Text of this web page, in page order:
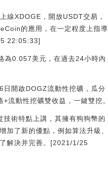
XDOGE，開放USDT交易，
的應用，在一定程度上指導
22:05:33]
為0.057美元，在過去24小時內
開啟DOGZ流動性挖礦，瓜分
流動性挖礦雙收益，一鍵雙挖。
術特點上講，其擁有狗狗幣的
加了新的優點，例如算法升級、
解決并完善。[2021/1/25